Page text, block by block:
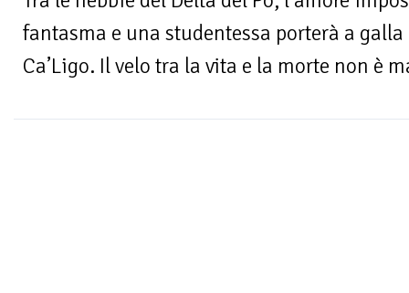
fantasma e una studentessa porterà a
Ca’Ligo. Il velo tra la vita e la morte non è